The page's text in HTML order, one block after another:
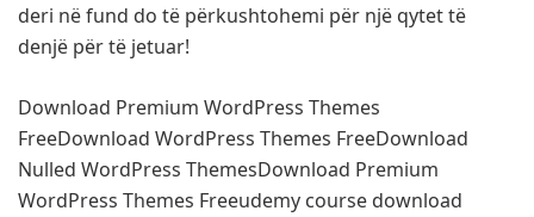
deri në fund do të përkushtohemi për një qytet të
denjë për të jetuar!
Download Premium WordPress Themes
FreeDownload WordPress Themes FreeDownload
Nulled WordPress ThemesDownload Premium
WordPress Themes Freeudemy course download